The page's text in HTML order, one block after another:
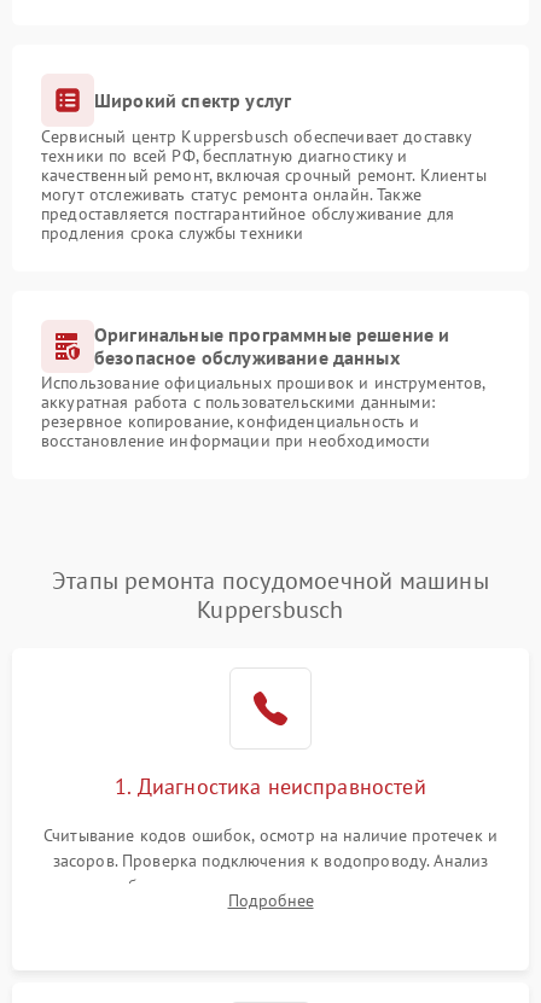
Широкий спектр услуг
Сервисный центр Kuppersbusch обеспечивает доставку
техники по всей РФ, бесплатную диагностику и
качественный ремонт, включая срочный ремонт. Клиенты
могут отслеживать статус ремонта онлайн. Также
предоставляется постгарантийное обслуживание для
продления срока службы техники
Оригинальные программные решение и
безопасное обслуживание данных
Использование официальных прошивок и инструментов,
аккуратная работа с пользовательскими данными:
резервное копирование, конфиденциальность и
восстановление информации при необходимости
Этапы ремонта посудомоечной машины
Kuppersbusch
1. Диагностика неисправностей
Считывание кодов ошибок, осмотр на наличие протечек и
засоров. Проверка подключения к водопроводу. Анализ
жалоб на отсутствие слива, нагрева, вращения
разбрызгивателей или срабатывание системы защиты
Подробнее